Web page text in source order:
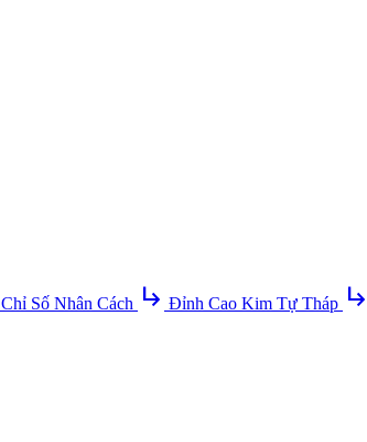
Chỉ Số Nhân Cách subdirectory_arrow_right Đỉnh Cao Kim Tự Tháp subdirectory_arrow_right